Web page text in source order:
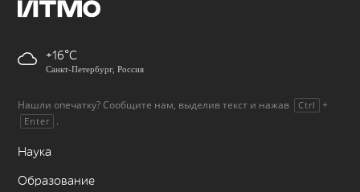
+16
Санкт-Петербург, Россия
Нашли опечатку? Сообщите нам, выделив текст и нажав Ctrl +
Enter .
Наука
Образование